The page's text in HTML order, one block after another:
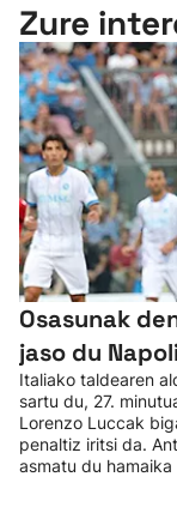
Zure
Osasunak
jaso du
Italiako taldearen
sartu du, 27.
Lorenzo Luccak
penaltiz iritsi da.
asmatu du